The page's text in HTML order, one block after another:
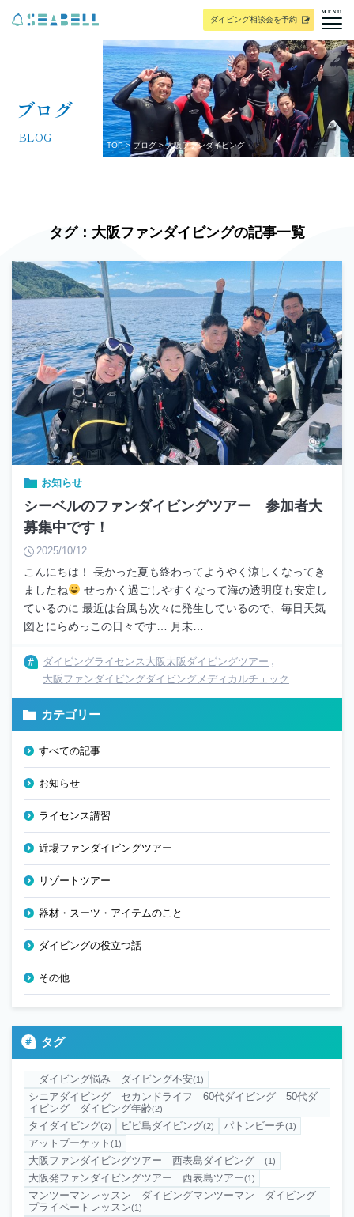
ダイビング相談会を予約
MENU
ブログ
BLOG TOP ブログ 大阪ファンダイビング
タグ：大阪ファンダイビングの記事一覧
お知らせ
シーベルのファンダイビングツアー 参加者大
募集中です！
2025/10/12
こんにちは！ 長かった夏も終わってようやく涼しくなってき
ましたね
せっかく過ごしやすくなって海の透明度も安定し
ているのに 最近は台風も次々に発生しているので、毎日天気
図とにらめっこの日々です… 月末…
ダイビングライセンス大阪 大阪ダイビングツアー
大阪ファンダイビングダイビングメディカルチェック
カテゴリー
すべての記事
お知らせ
ライセンス講習
近場ファンダイビングツアー
リゾートツアー
器材・スーツ・アイテムのこと
ダイビングの役立つ話
その他
タグ
ダイビング悩み ダイビング不安(1)
シニアダイビング セカンドライフ 60代ダイビング 50代ダ
イビング ダイビング年齢(2)
タイダイビング(2) ピピ島ダイビング(2) パトンビーチ(1)
アットプーケット (1)
大阪ファンダイビングツアー 西表島ダイビング (1)
大阪発ファンダイビングツアー 西表島ツアー(1)
マンツーマンレッスン ダイビングマンツーマン ダイビング
プライベートレッスン(1)